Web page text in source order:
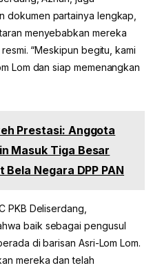
dokumen partainya lengkap,
menyebabkan mereka
“Meskipun begitu, kami
Lom dan siap memenangkan
Prestasi: Anggota
Masuk Tiga Besar
Negara DPP PAN
PKB Deliserdang,
baik sebagai pengusul
di barisan Asri-Lom Lom.
mereka dan telah